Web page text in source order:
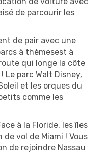
de parcourir les
de pair avec une
à thèmesest à
qui longe la côte
Le parc Walt Disney,
et les orques du
comme les
à la Floride, les îles
vol de Miami ! Vous
de rejoindre Nassau